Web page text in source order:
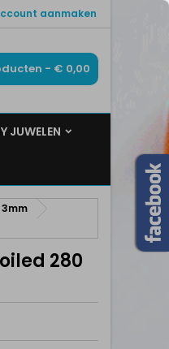
aanmaken
- € 0,00
JUWELEN
3mm
280